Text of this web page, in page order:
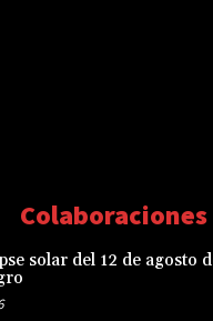
Colaboraciones
solar del 12 de agosto